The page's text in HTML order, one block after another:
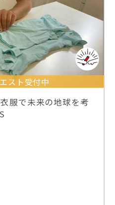
スト受付中
服で未来の地球を考